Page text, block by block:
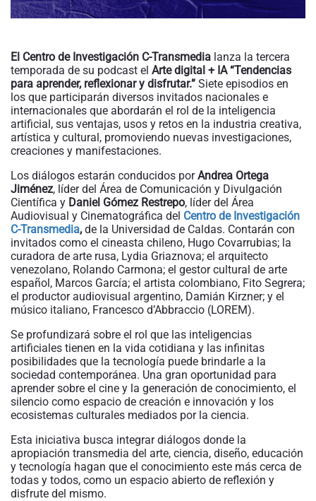
El Centro de Investigación C-Transmedia lanza la tercera
temporada de su podcast el Arte digital + IA “Tendencias
para aprender, reflexionar y disfrutar.” Siete episodios en
los que participarán diversos invitados nacionales e
internacionales que abordarán el rol de la inteligencia
artificial, sus ventajas, usos y retos en la industria creativa,
artística y cultural, promoviendo nuevas investigaciones,
creaciones y manifestaciones.
Los diálogos estarán conducidos porAndrea Ortega
Jiménez, líder del Área de Comunicación y Divulgación
Científica y Daniel Gómez Restrepo, líder del Área
Audiovisual y Cinematográfica del Centro de Investigación
C-Transmedia, de la Universidad de Caldas. Contarán con
invitados como el cineasta chileno, Hugo Covarrubias; la
curadora de arte rusa, Lydia Griaznova; el arquitecto
venezolano, Rolando Carmona; el gestor cultural de arte
español, Marcos García; el artista colombiano, Fito Segrera;
el productor audiovisual argentino, Damián Kirzner; y el
músico italiano, Francesco d’Abbraccio (LOREM).
Se profundizará sobre el rol que las inteligencias
artificiales tienen en la vida cotidiana y las infinitas
posibilidades que la tecnología puede brindarle a la
sociedad contemporánea. Una gran oportunidad para
aprender sobre el cine y la generación de conocimiento, el
silencio como espacio de creación e innovación y los
ecosistemas culturales mediados por la ciencia.
Esta iniciativa busca integrar diálogos donde la
apropiación transmedia del arte, ciencia, diseño, educación
y tecnología hagan que el conocimiento este más cerca de
todas y todos, como un espacio abierto de reflexión y
disfrute del mismo.